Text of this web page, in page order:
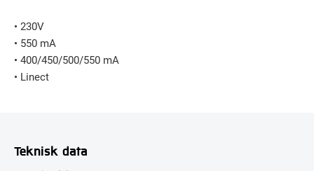
• 230V
• 550 mA
• 400/450/500/550 mA
• Linect
Teknisk data